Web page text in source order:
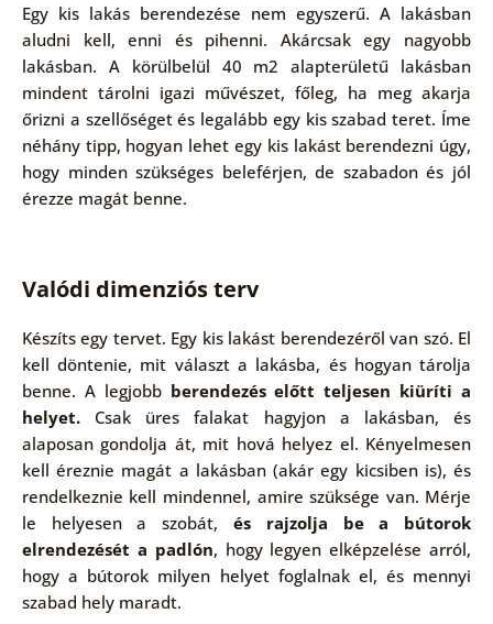
Egy kis lakás berendezése nem egyszerű. A lakásban
aludni kell, enni és pihenni. Akárcsak egy nagyobb
lakásban. A körülbelül 40 m2 alapterületű lakásban
mindent tárolni igazi művészet, főleg, ha meg akarja
őrizni a szellőséget és legalább egy kis szabad teret. Íme
néhány tipp, hogyan lehet egy kis lakást berendezni úgy,
hogy minden szükséges beleférjen, de szabadon és jól
érezze magát benne.
Valódi dimenziós terv
Készíts egy tervet. Egy kis lakást berendezéről van szó. El
kell döntenie, mit választ a lakásba, és hogyan tárolja
benne. A legjobb berendezés előtt teljesen kiüríti a
helyet. Csak üres falakat hagyjon a lakásban, és
alaposan gondolja át, mit hová helyez el. Kényelmesen
kell éreznie magát a lakásban (akár egy kicsiben is), és
rendelkeznie kell mindennel, amire szüksége van. Mérje
le helyesen a szobát, és rajzolja be a bútorok
elrendezését a padlón, hogy legyen elképzelése arról,
hogy a bútorok milyen helyet foglalnak el, és mennyi
szabad hely maradt.